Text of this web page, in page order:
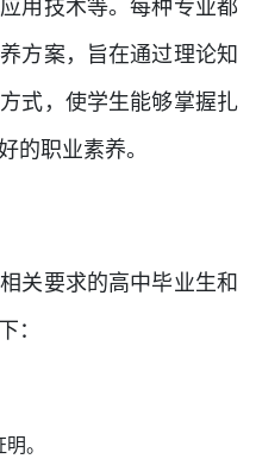
用技术等。每种专业都
方案，旨在通过理论知
式，使学生能够掌握扎
的职业素养。
关要求的高中毕业生和
：
。